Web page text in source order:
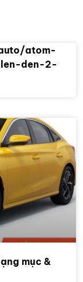
atom-
den-2-
mục &